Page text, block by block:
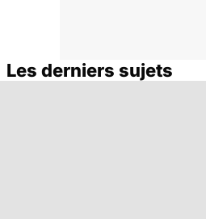
Les derniers sujets